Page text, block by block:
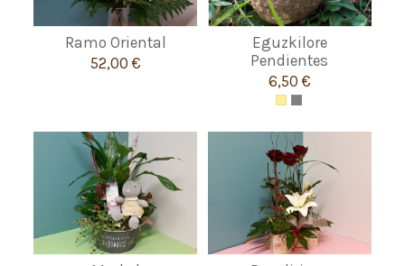
Ramo Oriental
52,00 €
Eguzkilore
Pendientes
6,50 €